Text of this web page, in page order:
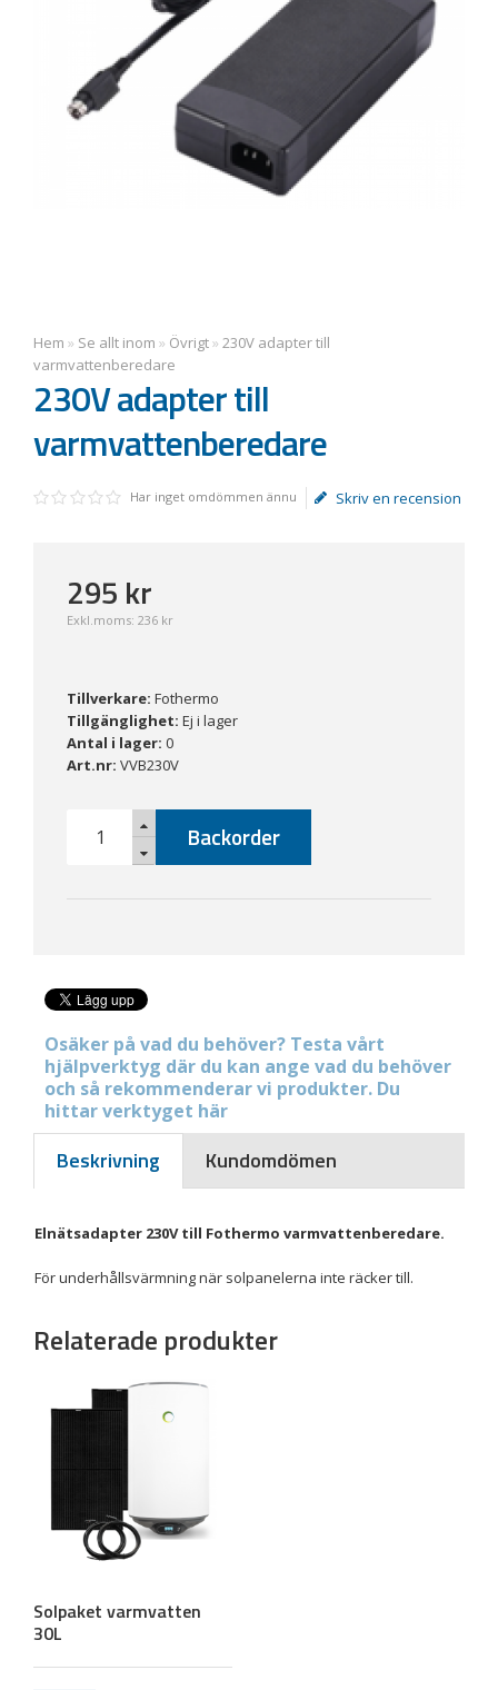
Hem » Se allt inom » Övrigt» 230V adapter till
varmvattenberedare
230V adapter till
varmvattenberedare
Har inget omdömmen ännu Skriv en recension
295 kr
Exkl.moms: 236 kr
Tillverkare: Fothermo
Tillgänglighet: Ej i lager
Antal i lager: 0
Art.nr: VVB230V
Backorder
Osäker på vad du behöver? Testa vårt
hjälpverktyg där du kan ange vad du behöver
och så rekommenderar vi produkter. Du
hittar verktyget här
Beskrivning Kundomdömen
Elnätsadapter 230V till Fothermo varmvattenberedare.
För underhållsvärmning när solpanelerna inte räcker till.
Relaterade produkter
Solpaket varmvatten
30L